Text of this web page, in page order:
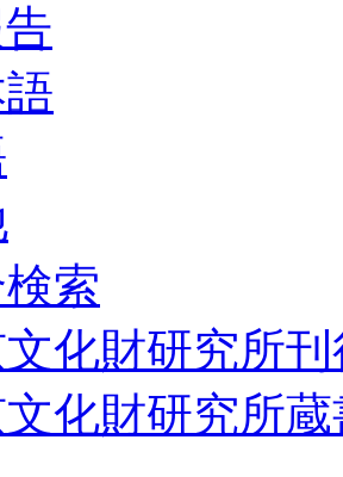
索
化財研究所
化財研究所